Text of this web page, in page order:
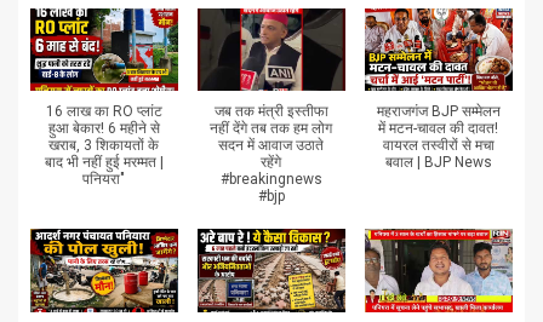
16 लाख का RO प्लांट
हुआ बेकार! 6 महीने से
खराब, 3 शिकायतों के
बाद भी नहीं हुई मरम्मत |
पनियरा"
जब तक मंत्री इस्तीफा
नहीं देंगे तब तक हम लोग
सदन में आवाज उठाते
रहेंगे
#breakingnews
#bjp
महराजगंज BJP सम्मेलन
में मटन-चावल की दावत!
वायरल तस्वीरों से मचा
बवाल | BJP News